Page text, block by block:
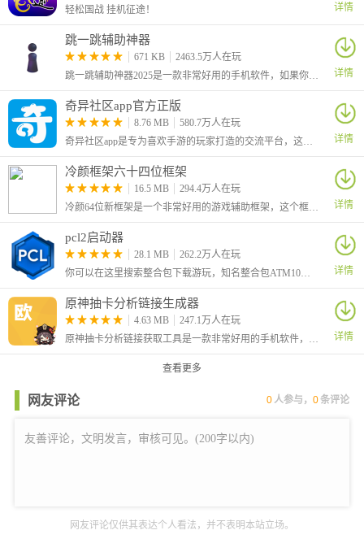
轻松国战 挂机征途！
详情
跳一跳辅助神器
671 KB
2463.5万人在玩
跳一跳辅助神器2025是一款非常好用的手机软件，如果你非常喜欢跳一跳游戏，但是又总是跳不过去，那么就可以来试试本APP，其功能强大，能够帮助你顺利的游玩，让你的分数蹭蹭蹭的往上涨。
详情
奇异社区app官方正版
8.76 MB
580.7万人在玩
奇异社区app是专为喜欢手游的玩家打造的交流平台，这里汇聚了许多玩家大神，为大家分享游戏的心得和经验。同时大神们还会制作一些游戏的修改版本或者是修改器，让你可以在游戏中获得额外的便利。
详情
冷颜框架六十四位框架
16.5 MB
294.4万人在玩
冷颜64位新框架是一个非常好用的游戏辅助框架，这个框架不仅仅提供了应用多开的功能，还具备许多其他强大的功能。它可以显著提升手机的性能。通过优化资源的分配和管理
详情
pcl2启动器
28.1 MB
262.2万人在玩
你可以在这里搜索整合包下载游玩，知名整合包ATM10、雾中人、灾变100天等等整合包，软件都有收录，还有模组供你下载，从最老版本到现在的最新版本，任意选择，还支持正版登录哦！
详情
原神抽卡分析链接生成器
4.63 MB
247.1万人在玩
原神抽卡分析链接获取工具是一款非常好用的手机软件，专门为原神的玩家所准备，APP功能强大，能够帮助原神玩家获取抽卡记录，让你了解到自己是多少发才出的金，从而合理的规划好自己的原石。
详情
查看更多
网友评论 0 人参与，0条评论
网友评论仅供其表达个人看法，并不表明本站立场。